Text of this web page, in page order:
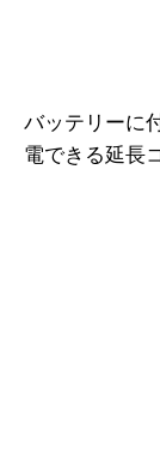
バッテリーに
電できる延長